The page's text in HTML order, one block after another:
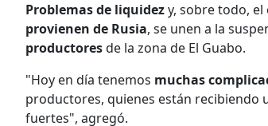
Problemas de liquidezy, sobre todo,
provienen de Rusia, se unen a la
productoresde la zona de El Guabo.
"Hoy en día tenemos muchas
productores, quienes están recibiendo
fuertes", agregó.